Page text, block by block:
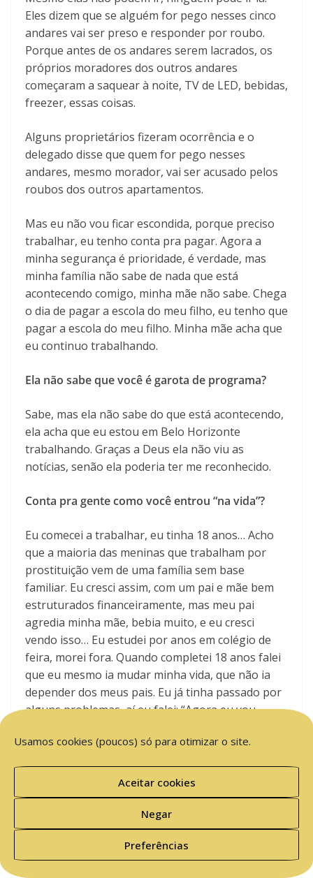
Usamos cookies (poucos) só para otimizar o site.
Aceitar cookies
Negar
Preferências
Eles dizem que se alguém for pego nesses cinco
andares vai ser preso e responder por roubo.
Porque antes de os andares serem lacrados, os
próprios moradores dos outros andares
começaram a saquear à noite, TV de LED, bebidas,
freezer, essas coisas.
Alguns proprietários fizeram ocorrência e o
delegado disse que quem for pego nesses
andares, mesmo morador, vai ser acusado pelos
roubos dos outros apartamentos.
Mas eu não vou ficar escondida, porque preciso
trabalhar, eu tenho conta pra pagar. Agora a
minha segurança é prioridade, é verdade, mas
minha família não sabe de nada que está
acontecendo comigo, minha mãe não sabe. Chega
o dia de pagar a escola do meu filho, eu tenho que
pagar a escola do meu filho. Minha mãe acha que
eu continuo trabalhando.
Ela não sabe que você é garota de programa?
Sabe, mas ela não sabe do que está acontecendo,
ela acha que eu estou em Belo Horizonte
trabalhando. Graças a Deus ela não viu as
notícias, senão ela poderia ter me reconhecido.
Conta pra gente como você entrou “na vida”?
Eu comecei a trabalhar, eu tinha 18 anos… Acho
que a maioria das meninas que trabalham por
prostituição vem de uma família sem base
familiar. Eu cresci assim, com um pai e mãe bem
estruturados financeiramente, mas meu pai
agredia minha mãe, bebia muito, e eu cresci
vendo isso… Eu estudei por anos em colégio de
feira, morei fora. Quando completei 18 anos falei
que eu mesmo ia mudar minha vida, que não ia
depender dos meus pais. Eu já tinha passado por
alguns problemas, aí eu falei: “Agora eu vou
Eu comecei a trabalhar. Depois de três anos
construindo duas casas. Fui fazendo minha vida,
comecei a estudar de novo, fazer faculdade, mas
aí parei. E fui fazendo, tendo meus objetivos: meu
objetivo era trabalhar com prostituição até os 30